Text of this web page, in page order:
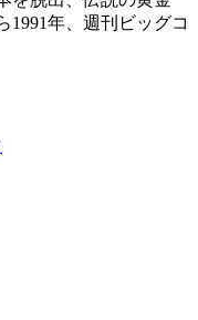
1991年、週刊ビッグコ